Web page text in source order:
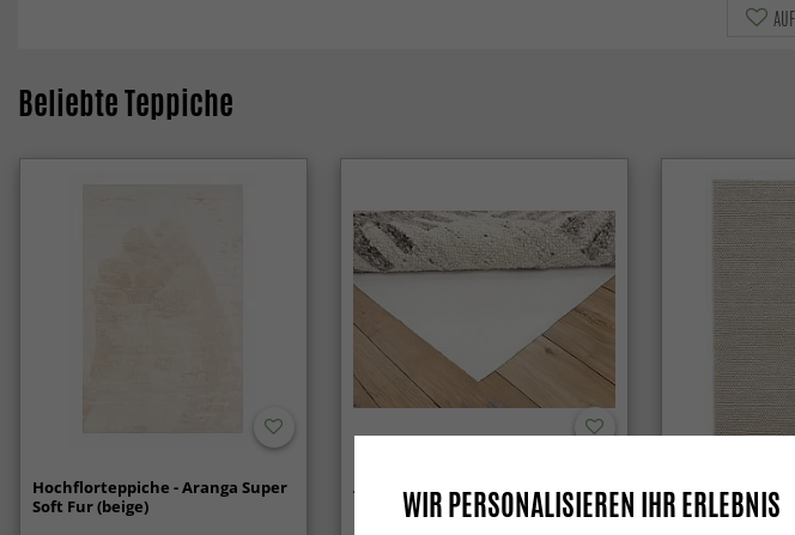
Beliebte Teppiche
Hochflorteppiche - Aranga Super
Soft Fur (beige)
Anti-slip/Anti-Rutsch
Wollteppich -
Bubble (beige)
WIR PERSONALISIEREN IHR ERLEBNIS